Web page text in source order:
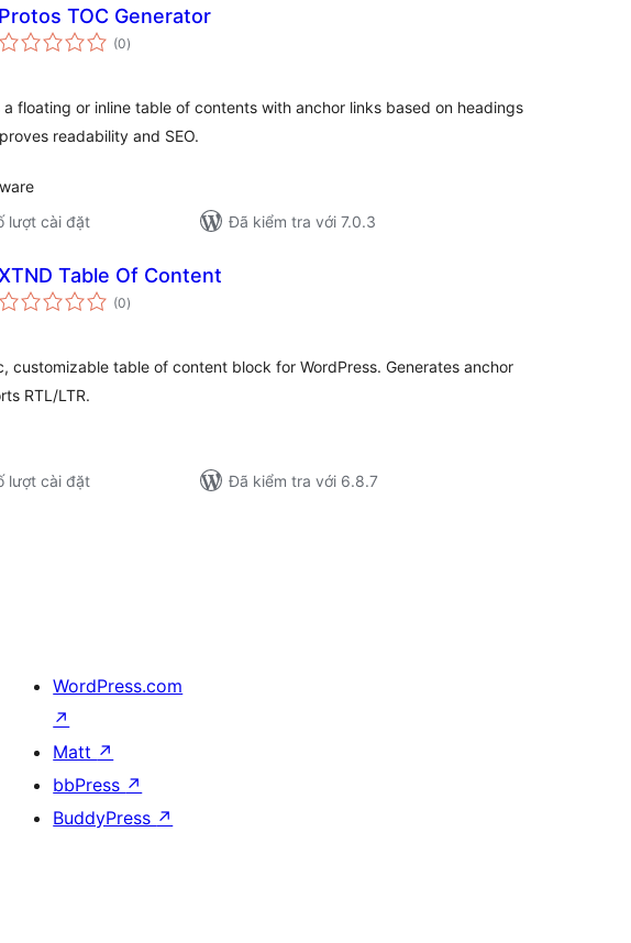
Protos TOC Generator
(0tổng
đánh
)
floating or inline table of contents with anchor links based on headings
readability and SEO.
lượt cài đặt
Đã kiểm tra với 7.0.3
Table Of Content
(0tổng
đánh
)
customizable table of content block for WordPress. Generates anchor
RTL/LTR.
lượt cài đặt
Đã kiểm tra với 6.8.7
WordPress.com
↗
Matt ↗
bbPress ↗
BuddyPress ↗